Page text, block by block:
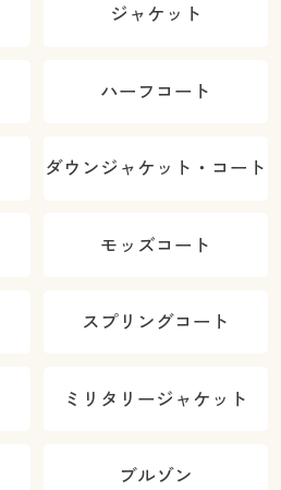
ジャケット
ハーフコート
ダウンジャケット・コート
モッズコート
スプリングコート
ミリタリージャケット
ブルゾン